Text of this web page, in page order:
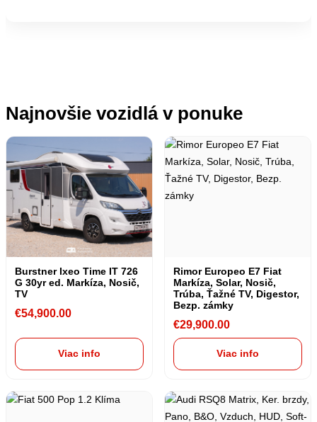
Najnovšie vozidlá v ponuke
Burstner Ixeo Time IT 726
G 30yr ed. Markíza, Nosič,
TV
€54,900.00
Viac info
Rimor Europeo E7 Fiat
Markíza, Solar, Nosič,
Trúba, Ťažné TV, Digestor,
Bezp. zámky
€29,900.00
Viac info